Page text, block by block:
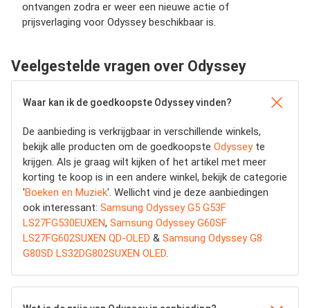
ontvangen zodra er weer een nieuwe actie of
prijsverlaging voor Odyssey beschikbaar is.
Veelgestelde vragen over Odyssey
Waar kan ik de goedkoopste Odyssey vinden?
De aanbieding is verkrijgbaar in verschillende winkels,
bekijk alle producten om de goedkoopste Odysseyte
krijgen. Als je graag wilt kijken of het artikel met meer
korting te koop is in een andere winkel, bekijk de categorie
'Boeken en Muziek'. Wellicht vind je deze aanbiedingen
ook interessant: Samsung Odyssey G5 G53F
LS27FG530EUXEN, Samsung Odyssey G60SF
LS27FG602SUXEN QD-OLED & Samsung Odyssey G8
G80SD LS32DG802SUXEN OLED